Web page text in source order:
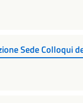
Sede Colloqui